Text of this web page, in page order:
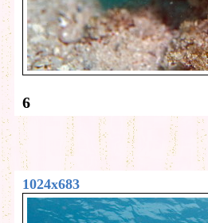
6
1024x683